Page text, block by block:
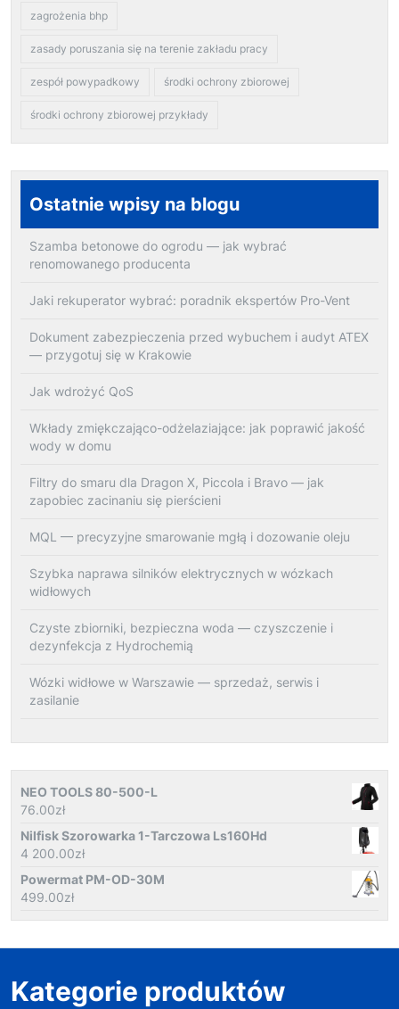
zagrożenia bhp
zasady poruszania się na terenie zakładu pracy
zespół powypadkowy środki ochrony zbiorowej
środki ochrony zbiorowej przykłady
Ostatnie wpisy na blogu
Szamba betonowe do ogrodu — jak wybrać
renomowanego producenta
Jaki rekuperator wybrać: poradnik ekspertów Pro-Vent
Dokument zabezpieczenia przed wybuchem i audyt ATEX
— przygotuj się w Krakowie
Jak wdrożyć QoS
Wkłady zmiękczająco-odżelaziające: jak poprawić jakość
wody w domu
Filtry do smaru dla Dragon X, Piccola i Bravo — jak
zapobiec zacinaniu się pierścieni
MQL — precyzyjne smarowanie mgłą i dozowanie oleju
Szybka naprawa silników elektrycznych w wózkach
widłowych
Czyste zbiorniki, bezpieczna woda — czyszczenie i
dezynfekcja z Hydrochemią
Wózki widłowe w Warszawie — sprzedaż, serwis i
zasilanie
NEO TOOLS 80-500-L
76.00zł
Nilfisk Szorowarka 1-Tarczowa Ls160Hd
4 200.00zł
Powermat PM-OD-30M
499.00zł
Kategorie produktów